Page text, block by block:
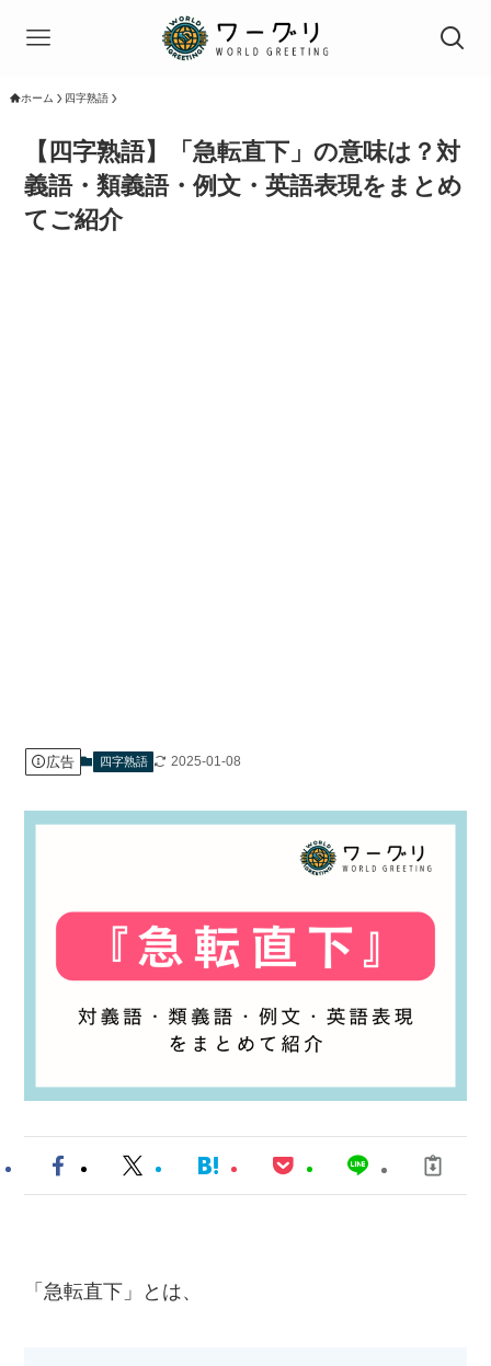
ホーム 四字熟語
【四字熟語】「急転直下」の意味は？対
義語・類義語・例文・英語表現をまとめ
てご紹介
広告 四字熟語 2025-01-08
「急転直下」とは、